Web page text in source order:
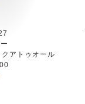
アトゥオール